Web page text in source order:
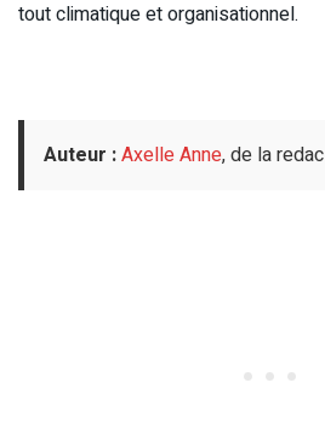
tout climatique et organisationnel.
Auteur :Axelle Anne, de la redac